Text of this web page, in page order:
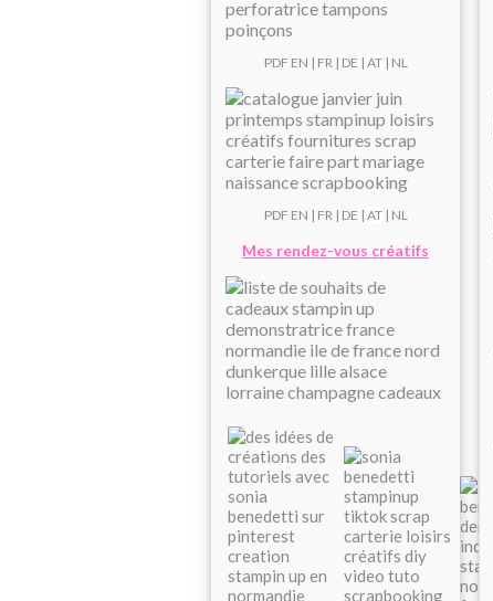
PDF EN | FR| DE | AT| NL
PDF EN | FR| DE | AT| NL
Mes rendez-vous créatifs